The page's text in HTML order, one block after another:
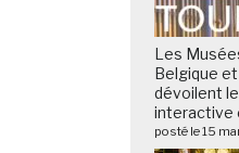
Les
Belgique
dévoilent
interactive
posté le 15